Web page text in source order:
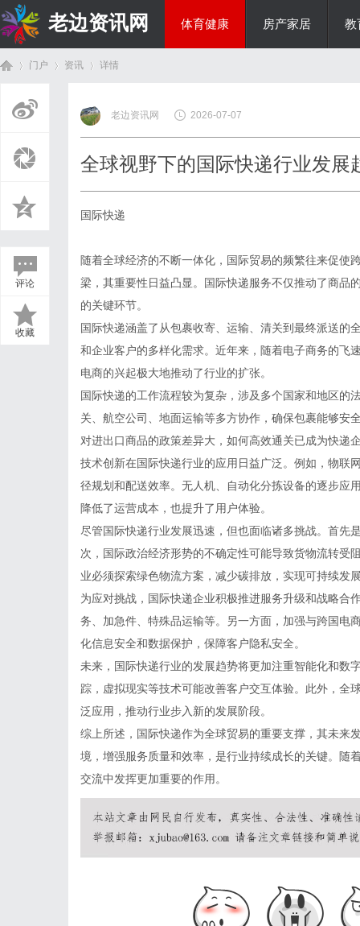
老边资讯网 体育健康 房产家居 教
门户 资讯
›
详情
评论
收藏
老边资讯网 2026-07-07
全球视野下的国际快递行业发展
国际快递
随着全球经济的不断一体化，国际贸易的频繁往来促使
梁，其重要性日益凸显。国际快递服务不仅推动了商品
的关键环节。
国际快递涵盖了从包裹收寄、运输、清关到最终派送的
和企业客户的多样化需求。近年来，随着电子商务的飞
电商的兴起极大地推动了行业的扩张。
国际快递的工作流程较为复杂，涉及多个国家和地区的
关、航空公司、地面运输等多方协作，确保包裹能够安
对进出口商品的政策差异大，如何高效通关已成为快递
技术创新在国际快递行业的应用日益广泛。例如，物联
径规划和配送效率。无人机、自动化分拣设备的逐步应
降低了运营成本，也提升了用户体验。
尽管国际快递行业发展迅速，但也面临诸多挑战。首先
次，国际政治经济形势的不确定性可能导致货物流转受
业必须探索绿色物流方案，减少碳排放，实现可持续发
为应对挑战，国际快递企业积极推进服务升级和战略合
务、加急件、特殊品运输等。另一方面，加强与跨国电
化信息安全和数据保护，保障客户隐私安全。
未来，国际快递行业的发展趋势将更加注重智能化和数
踪，虚拟现实等技术可能改善客户交互体验。此外，全
泛应用，推动行业步入新的发展阶段。
综上所述，国际快递作为全球贸易的重要支撑，其未来
境，增强服务质量和效率，是行业持续成长的关键。随
交流中发挥更加重要的作用。